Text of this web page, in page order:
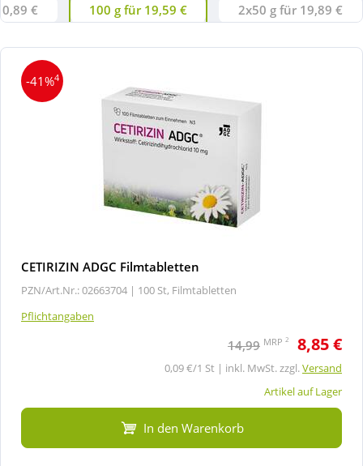
€ 100 g für 19,59 € 2x50 g für 19,89 €
-41%4
CETIRIZIN ADGC Filmtabletten
PZN/Art.Nr.: 02663704 | 100 St, Filmtabletten
Pflichtangaben
14,99 MRP 2 8,85 €
0,09 €/1 St | inkl. MwSt. zzgl.Versand
Artikel auf Lager
In den Warenkorb